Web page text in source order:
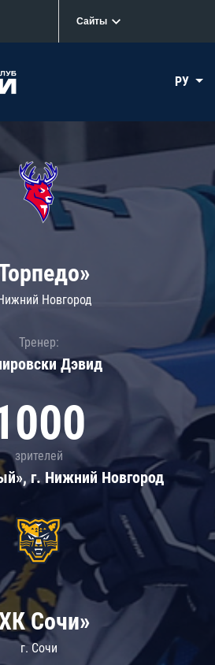
Сайты
РУ
Новгород
Тренер:
Дэвид
зрителей
г. Нижний Новгород
Сочи»
г. Сочи